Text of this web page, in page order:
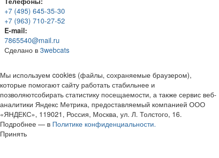
+7 (495) 645-35-30
+7 (963) 710-27-52
E-mail:
7865540@mail.ru
Сделано в 3webcats
Мы используем cookies (файлы, сохраняемые браузером),
которые помогают сайту работать стабильнее и
позволяютсобирать статистику посещаемости, а также сервис веб-
аналитики Яндекс Метрика, предоставляемый компанией ООО
«ЯНДЕКС», 119021, Россия, Москва, ул. Л. Толстого, 16.
Подробнее — в Политике конфиденциальности.
Принять